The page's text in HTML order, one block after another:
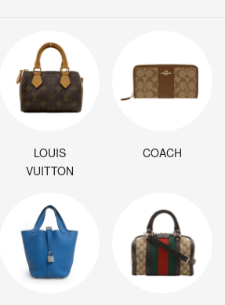
LOUIS
VUITTON
COACH